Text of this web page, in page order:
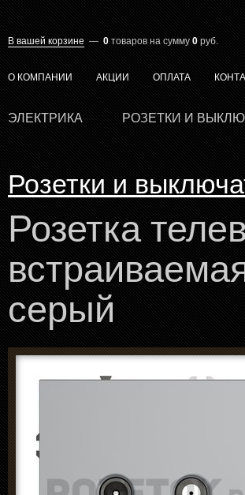
В вашей корзине — 0 товаров на сумму 0 руб.
О КОМПАНИИ АКЦИИ ОПЛАТА
ЭЛЕКТРИКА РОЗЕТКИ И
Розетки и
Розетка
серый